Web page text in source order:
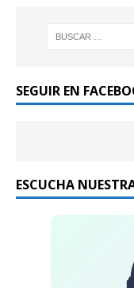
SEGUIR EN
ESCUCHA